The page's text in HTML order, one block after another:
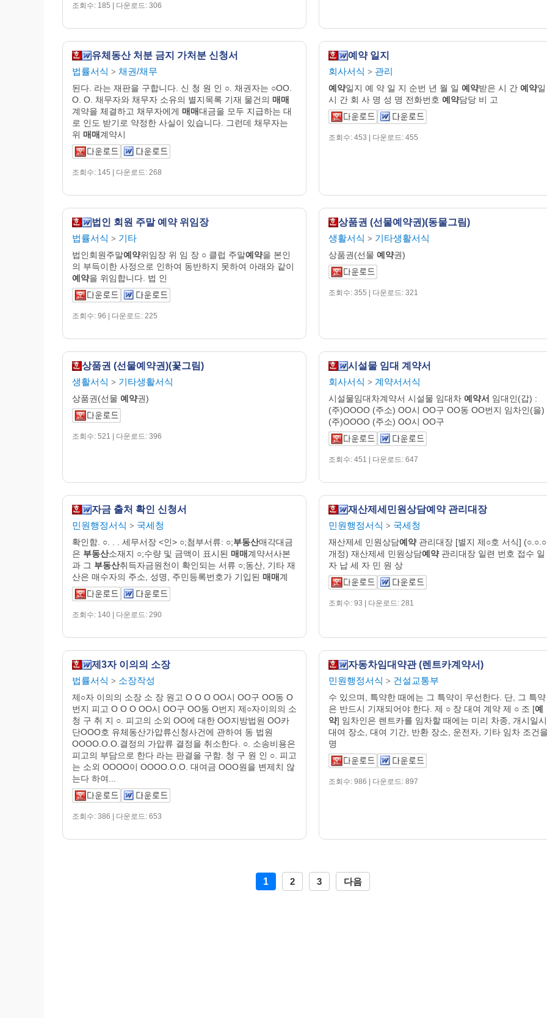
조회수: 185 | 다운로드: 306
유체동산 처분 금지 가처분 신청서
법률서식 > 채권/채무
된다. 라는 재판을 구합니다. 신 청 원 인 ○. 채권자는 ○OO.
O. O. 채무자와 채무자 소유의 별지목록 기재 물건의 매매
계약을 체결하고 채무자에게 매매대금을 모두 지급하는 대
로 인도 받기로 약정한 사실이 있습니다. 그런데 채무자는
위 매매계약시
조회수: 145 | 다운로드: 268
예약 일지
회사서식 > 관리
예약일지 예 약 일 지 순번 년 월 일 예약받은 시 간 예약일
시 간 회 사 명 성 명 전화번호 예약담당 비 고
조회수: 453 | 다운로드: 455
법인 회원 주말 예약 위임장
법률서식 > 기타
법인회원주말예약위임장 위 임 장 ○ 클럽 주말예약을 본인
의 부득이한 사정으로 인하여 동반하지 못하여 아래와 같이
예약을 위임합니다. 법 인
조회수: 96 | 다운로드: 225
상품권 (선물예약권)(동물그림)
생활서식 > 기타생활서식
상품권(선물 예약권)
조회수: 355 | 다운로드: 321
상품권 (선물예약권)(꽃그림)
생활서식 > 기타생활서식
상품권(선물 예약권)
조회수: 521 | 다운로드: 396
시설물 임대 계약서
회사서식 > 계약서서식
시설물임대차계약서 시설물 임대차 예약서 임대인(갑) :
(주)OOOO (주소) OO시 OO구 OO동 OO번지 임차인(을)
(주)OOOO (주소) OO시 OO구
조회수: 451 | 다운로드: 647
자금 출처 확인 신청서
민원행정서식 > 국세청
확인함. ○. . . 세무서장 <인> ○;첨부서류: ○;부동산매각대금
은 부동산소재지 ○;수량 및 금액이 표시된 매매계약서사본
과 그 부동산취득자금원천이 확인되는 서류 ○;동산, 기타 재
산은 매수자의 주소, 성명, 주민등록번호가 기입된 매매계
조회수: 140 | 다운로드: 290
재산제세민원상담예약 관리대장
민원행정서식 > 국세청
재산제세 민원상담예약관리대장 [별지 제○호 서식]
개정) 재산제세 민원상담예약관리대장 일련 번호 접수 일
자 납 세 자 민 원 상
조회수: 93 | 다운로드: 281
제3자 이의의 소장
법률서식 > 소장작성
제○자 이의의 소장 소 장 원고 O O O OO시 OO구 OO동 O
번지 피고 O O O OO시 OO구 OO동 O번지 제○자이의의 소
청 구 취 지 ○. 피고의 소외 OO에 대한 OO지방법원 OO카
단OOO호 유체동산가압류신청사건에 관하여 동 법원
OOOO.O.O.결정의 가압류 결정을 취소한다. ○. 소송비용은
피고의 부담으로 한다 라는 판결을 구함. 청 구 원 인 ○. 피고
는 소외 OOOO이 OOOO.O.O. 대여금 OOO원을 변제치 않
는다 하여...
조회수: 386 | 다운로드: 653
자동차임대약관 (렌트카계약서)
민원행정서식 > 건설교통부
수 있으며, 특약한 때에는 그 특약이 우선한다. 단, 그 특약
은 반드시 기재되어야 한다. 제 ○ 장 대여 계약 제 ○ 조 [예
약] 임차인은 렌트카를 임차할 때에는 미리 차종, 개시일
대여 장소, 대여 기간, 반환 장소, 운전자, 기타 임차 조건
명
조회수: 986 | 다운로드: 897
1 2 3 다음